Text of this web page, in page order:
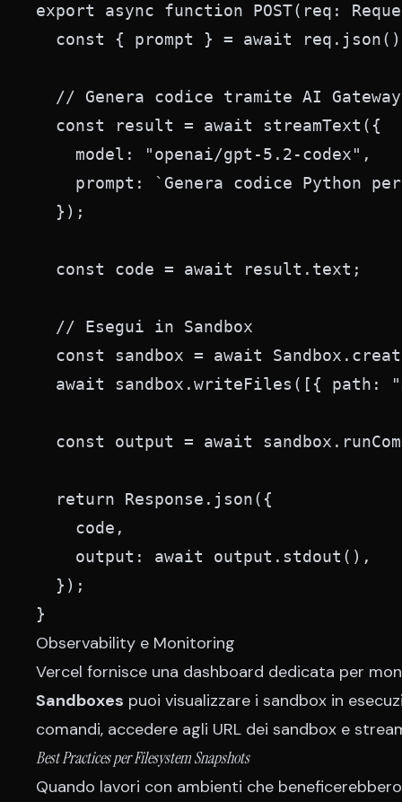
export async function POST(req:
const { prompt } = await
  // Genera codice tramite AI Gateway
  const result = await streamText({
    model: "openai/gpt-5.2-codex",
prompt: `Genera codice Python
  });
  const code = await result.text;
  // Esegui in Sandbox
const sandbox = await
await sandbox.writeFiles([{ path:
const output = await
  return Response.json({
    code,
    output: await output.stdout(),
  });
}
Observability e Monitoring
Vercel fornisce una dashboard dedicata per
Sandboxes puoi visualizzare i sandbox in
comandi, accedere agli URL dei sandbox e
Best Practices per Filesystem Snapshots
Quando lavori con ambienti che